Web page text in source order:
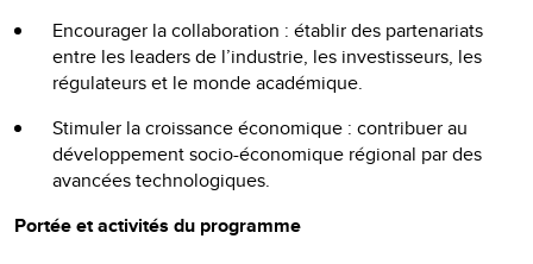
Encourager la collaboration : établir des partenariats
entre les leaders de l’industrie, les investisseurs, les
régulateurs et le monde académique.
Stimuler la croissance économique : contribuer au
développement socio-économique régional par des
avancées technologiques.
Portée et activités du programme